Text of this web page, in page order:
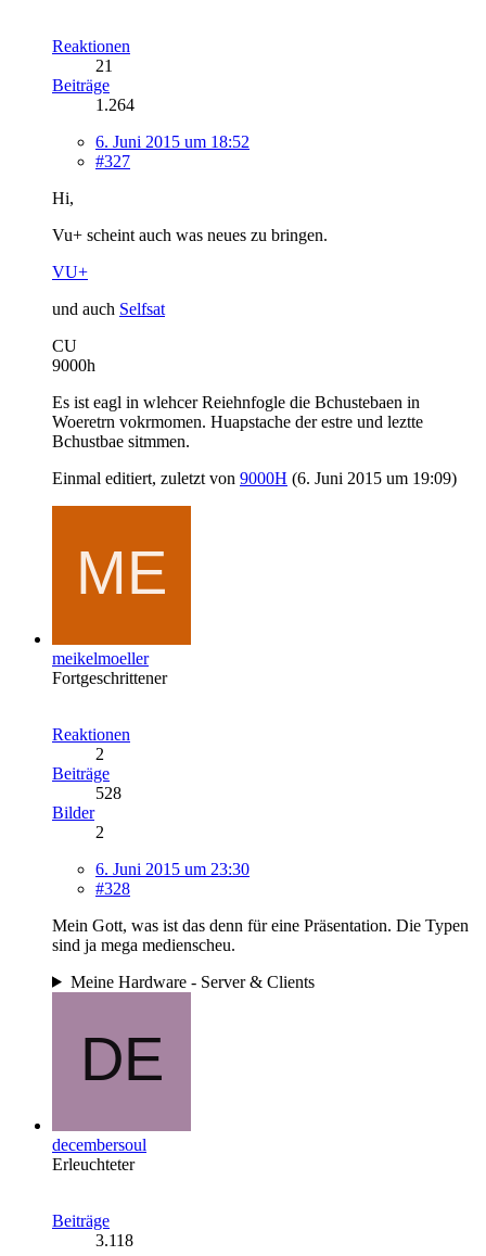
Reaktionen
21
Beiträge
1.264
6. Juni 2015 um 18:52
#327
Hi,
Vu+ scheint auch was neues zu bringen.
VU+
und auch Selfsat
CU
9000h
Es ist eagl in wlehcer Reiehnfogle die Bchustebaen in
Woeretrn vokrmomen. Huapstache der estre und leztte
Bchustbae sitmmen.
Einmal editiert, zuletzt von 9000H (6. Juni 2015 um 19:09)
meikelmoeller
Fortgeschrittener
Reaktionen
2
Beiträge
528
Bilder
2
6. Juni 2015 um 23:30
#328
Mein Gott, was ist das denn für eine Präsentation. Die Typen
sind ja mega medienscheu.
Meine Hardware - Server & Clients
decembersoul
Erleuchteter
Beiträge
3.118